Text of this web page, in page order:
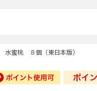
水蜜桃 ８個（東日本版）